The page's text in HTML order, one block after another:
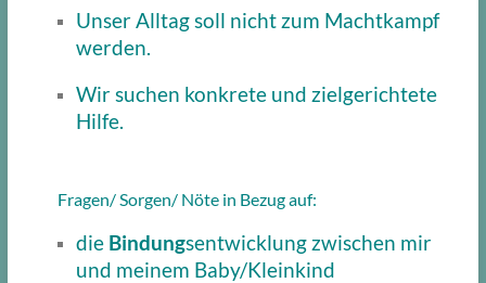
Unser Alltag soll nicht zum Machtkampf
werden.
Wir suchen konkrete und zielgerichtete
Hilfe.
Fragen/ Sorgen/ Nöte in Bezug auf:
die Bindungsentwicklung zwischen mir
und meinem Baby/Kleinkind